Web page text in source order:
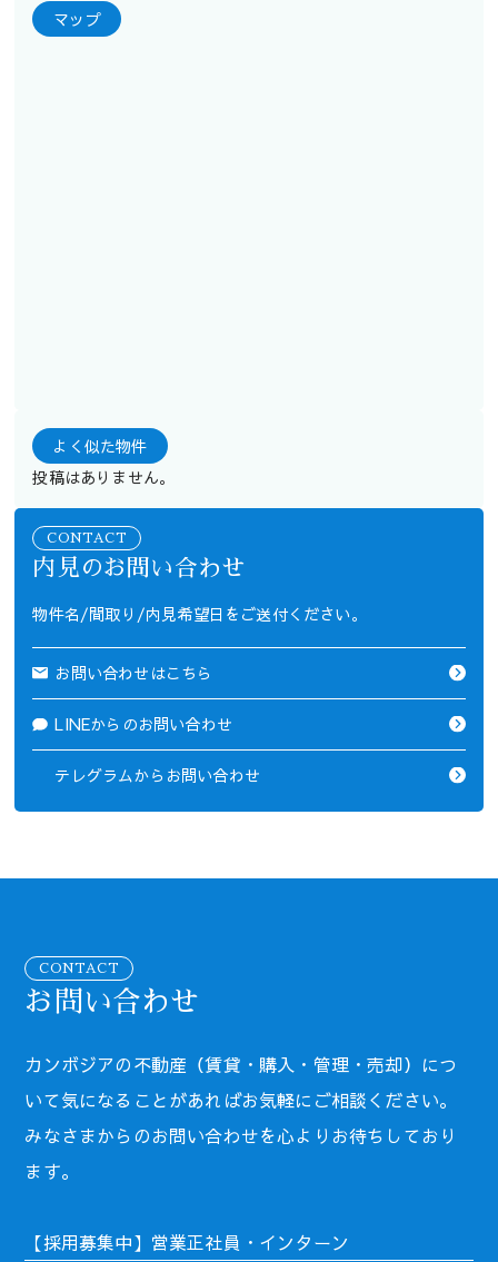
マップ
よく似た物件
投稿はありません。
CONTACT
内見のお問い合わせ
物件名/間取り/内見希望日をご送付ください。
お問い合わせはこちら
LINEからのお問い合わせ
テレグラムからお問い合わせ
CONTACT
お問い合わせ
カンボジアの不動産（賃貸・購入・管理・売却）につ
いて気になることがあればお気軽にご相談ください。
みなさまからのお問い合わせを心よりお待ちしており
ます。
【採用募集中】営業正社員・インターン